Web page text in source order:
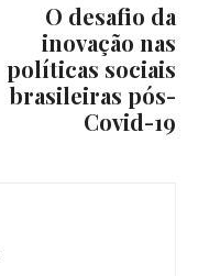
O desafio da
inovação nas
políticas sociais
brasileiras pós-
Covid-19